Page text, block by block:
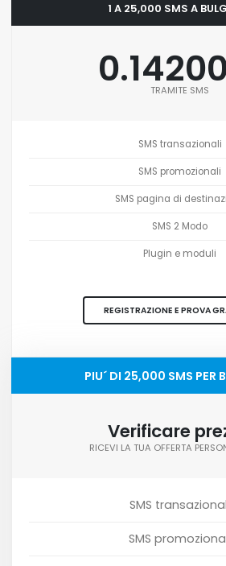
1 A 25,000 SMS A
TRAMITE SMS
SMS transazionali
SMS promozionali
SMS pagina di
SMS 2 Modo
Plugin e moduli
REGISTRAZIONE E PROVA
PIU´ DI 25,000 SMS PER
Verificare
RICEVI LA TUA OFFERTA
SMS
SMS